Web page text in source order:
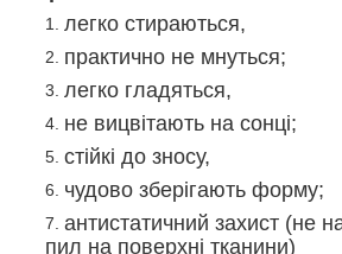
легко стираються,
практично не мнуться;
легко гладяться,
не вицвітають на сонці;
стійкі до зносу,
чудово зберігають форму;
антистатичний захист (не
пил на поверхні тканини)